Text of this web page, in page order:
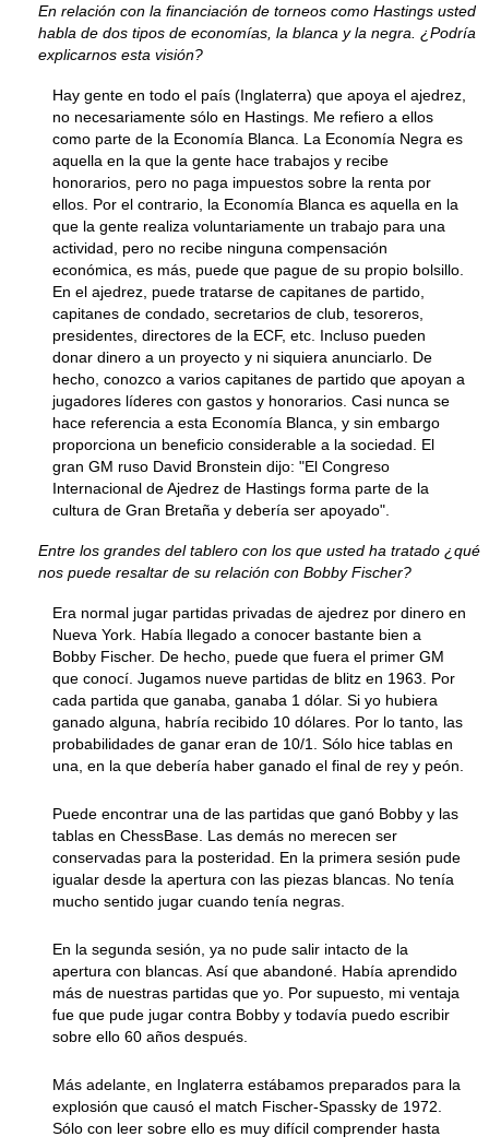
En relación con la financiación de torneos como Hastings usted
habla de dos tipos de economías, la blanca y la negra. ¿Podría
explicarnos esta visión?
Hay gente en todo el país (Inglaterra) que apoya el ajedrez,
no necesariamente sólo en Hastings. Me refiero a ellos
como parte de la Economía Blanca. La Economía Negra es
aquella en la que la gente hace trabajos y recibe
honorarios, pero no paga impuestos sobre la renta por
ellos. Por el contrario, la Economía Blanca es aquella en la
que la gente realiza voluntariamente un trabajo para una
actividad, pero no recibe ninguna compensación
económica, es más, puede que pague de su propio bolsillo.
En el ajedrez, puede tratarse de capitanes de partido,
capitanes de condado, secretarios de club, tesoreros,
presidentes, directores de la ECF, etc. Incluso pueden
donar dinero a un proyecto y ni siquiera anunciarlo. De
hecho, conozco a varios capitanes de partido que apoyan a
jugadores líderes con gastos y honorarios. Casi nunca se
hace referencia a esta Economía Blanca, y sin embargo
proporciona un beneficio considerable a la sociedad. El
gran GM ruso David Bronstein dijo: "El Congreso
Internacional de Ajedrez de Hastings forma parte de la
cultura de Gran Bretaña y debería ser apoyado".
Entre los grandes del tablero con los que usted ha tratado ¿qué
nos puede resaltar de su relación con Bobby Fischer?
Era normal jugar partidas privadas de ajedrez por dinero en
Nueva York. Había llegado a conocer bastante bien a
Bobby Fischer. De hecho, puede que fuera el primer GM
que conocí. Jugamos nueve partidas de blitz en 1963. Por
cada partida que ganaba, ganaba 1 dólar. Si yo hubiera
ganado alguna, habría recibido 10 dólares. Por lo tanto, las
probabilidades de ganar eran de 10/1. Sólo hice tablas en
una, en la que debería haber ganado el final de rey y peón.
Puede encontrar una de las partidas que ganó Bobby y las
tablas en ChessBase. Las demás no merecen ser
conservadas para la posteridad. En la primera sesión pude
igualar desde la apertura con las piezas blancas. No tenía
mucho sentido jugar cuando tenía negras.
En la segunda sesión, ya no pude salir intacto de la
apertura con blancas. Así que abandoné. Había aprendido
más de nuestras partidas que yo. Por supuesto, mi ventaja
fue que pude jugar contra Bobby y todavía puedo escribir
sobre ello 60 años después.
Más adelante, en Inglaterra estábamos preparados para la
explosión que causó el match Fischer-Spassky de 1972.
Sólo con leer sobre ello es muy difícil comprender hasta